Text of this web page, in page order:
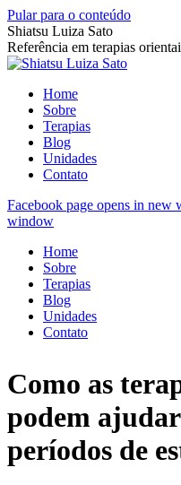
Pular para o conteúdo
Shiatsu Luiza Sato
Referência em terapias
Home
Sobre
Terapias
Blog
Unidades
Contato
Facebook page opens in new
window
Home
Sobre
Terapias
Blog
Unidades
Contato
Como as
podem
períodos de